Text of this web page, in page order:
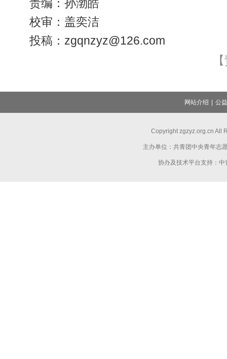
责编：孙渤皓
校审：盖奕洁
投稿：zgqnzyz@126.com
网站介绍 | 公
Copyright zgzyz.org.cn All
主办单位：共青团中央青年志
协办及技术平台支持：